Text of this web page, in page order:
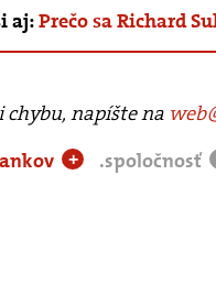
aj:Prečo sa Richard
chybu, napíšte na
+ .spoločnosť